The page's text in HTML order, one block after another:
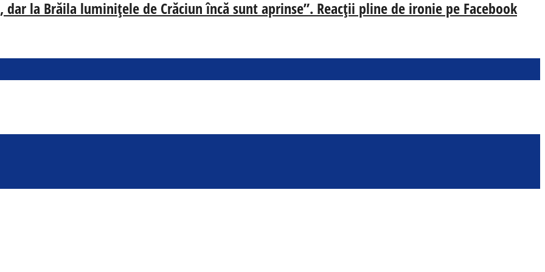
dar la Brăila luminițele de Crăciun încă sunt aprinse”. Reacții pline de ironie pe Facebook